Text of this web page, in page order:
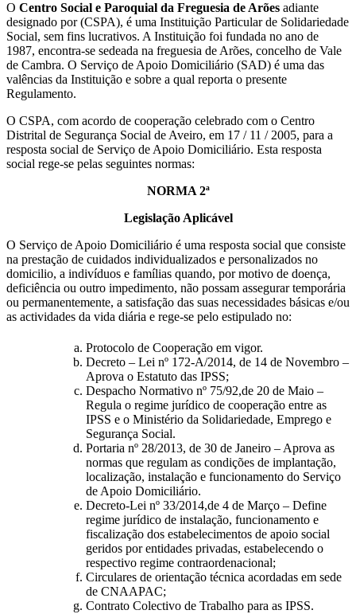
O Centro Social e Paroquial da Freguesia de Arões adiante
designado por (CSPA), é uma Instituição Particular de Solidariedade
Social, sem fins lucrativos. A Instituição foi fundada no ano de
1987, encontra-se sedeada na freguesia de Arões, concelho de Vale
de Cambra. O Serviço de Apoio Domiciliário (SAD) é uma das
valências da Instituição e sobre a qual reporta o presente
Regulamento.
O CSPA, com acordo de cooperação celebrado com o Centro
Distrital de Segurança Social de Aveiro, em 17 / 11 / 2005, para a
resposta social de Serviço de Apoio Domiciliário. Esta resposta
social rege-se pelas seguintes normas:
NORMA 2ª
Legislação Aplicável
O Serviço de Apoio Domiciliário é uma resposta social que consiste
na prestação de cuidados individualizados e personalizados no
domicilio, a indivíduos e famílias quando, por motivo de doença,
deficiência ou outro impedimento, não possam assegurar temporária
ou permanentemente, a satisfação das suas necessidades básicas e/ou
as actividades da vida diária e rege-se pelo estipulado no:
Protocolo de Cooperação em vigor.
Decreto – Lei nº 172-A/2014, de 14 de Novembro –
Aprova o Estatuto das IPSS;
Despacho Normativo nº 75/92,de 20 de Maio –
Regula o regime jurídico de cooperação entre as
IPSS e o Ministério da Solidariedade, Emprego e
Segurança Social.
Portaria nº 28/2013, de 30 de Janeiro – Aprova as
normas que regulam as condições de implantação,
localização, instalação e funcionamento do Serviço
de Apoio Domiciliário.
Decreto-Lei nº 33/2014,de 4 de Março – Define
regime jurídico de instalação, funcionamento e
fiscalização dos estabelecimentos de apoio social
geridos por entidades privadas, estabelecendo o
respectivo regime contraordenacional;
Circulares de orientação técnica acordadas em sede
de CNAAPAC;
Contrato Colectivo de Trabalho para as IPSS.